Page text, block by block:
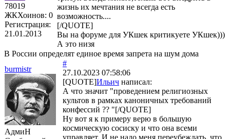
78019
ЖКХоинов: 0
Регистрация:
21.01.2013
жизнь их мечтания не всегда есть
возможность....
[/QUOTE]
Вы на форуме для УКшек критикуете УКшек)))
А это низя
В России определят единое время запрета на шум дома
burmistr
АдмиН
#
27.10.2023 07:58:06
[QUOTE]Ильич написал:
А что значит "проведением религиозных
культов в рамках каноничных требований
конфессий ?? "[/QUOTE]
Ну вот я к примеру верю в большую
космическую сосиску и что она всеми
управляет. И не надо меня переубеждать, что